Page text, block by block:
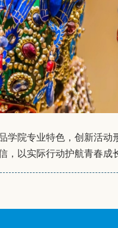
院专业特色，创新活
以实际行动护航青春成